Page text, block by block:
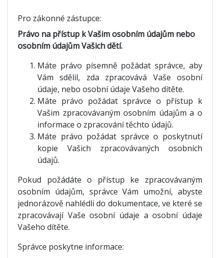
Pro zákonné zástupce:
Právo na přístup k Vašim osobním údajům nebo
osobním údajům Vašich dětí.
Máte právo písemně požádat správce, aby
Vám sdělil, zda zpracovává Vaše osobní
údaje, nebo osobní údaje Vašeho dítěte.
Máte právo požádat správce o přístup k
Vašim zpracovávaným osobním údajům a o
informace o zpracování těchto údajů.
Máte právo požádat správce o poskytnutí
kopie Vašich zpracovávaných osobních
údajů.
Pokud požádáte o přístup ke zpracovávaným
osobním údajům, správce Vám umožní, abyste
jednorázově nahlédli do dokumentace, ve které se
zpracovávají Vaše osobní údaje a osobní údaje
Vašeho dítěte.
Správce poskytne informace: